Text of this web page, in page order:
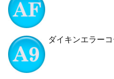
ダイキンエラー